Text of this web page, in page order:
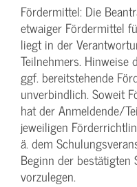
Fördermittel: Die
etwaiger Fördermittel
liegt in der
Teilnehmers. Hinweise
ggf. bereitstehende
unverbindlich. Soweit
hat der Anmeldende/­
jeweiligen
ä. dem
Beginn der
vorzulegen.